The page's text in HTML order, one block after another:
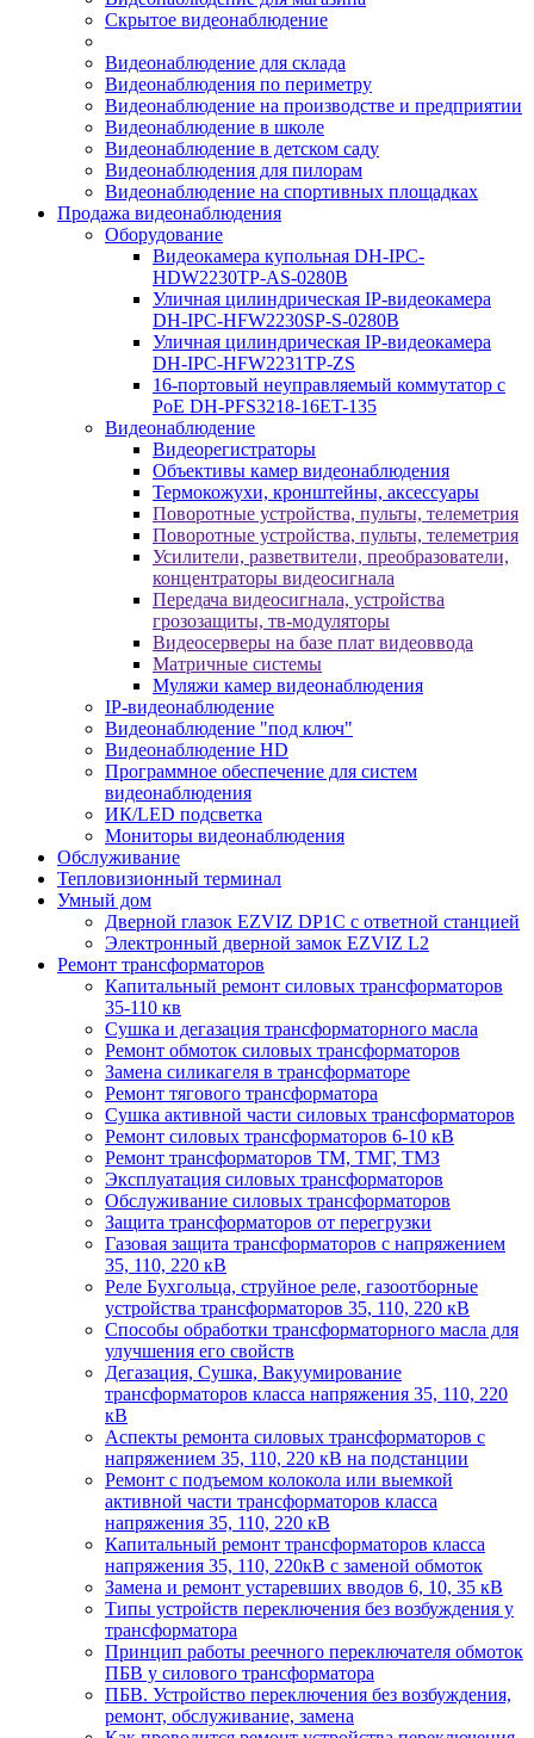
Скрытое видеонаблюдение
Видеонаблюдение для склада
Видеонаблюдения по периметру
Видеонаблюдение на производстве и предприятии
Видеонаблюдение в школе
Видеонаблюдение в детском саду
Видеонаблюдения для пилорам
Видеонаблюдение на спортивных площадках
Продажа видеонаблюдения
Оборудование
Видеокамера купольная DH-IPC-
HDW2230TP-AS-0280B
Уличная цилиндрическая IP-видеокамера
DH-IPC-HFW2230SP-S-0280B
Уличная цилиндрическая IP-видеокамера
DH-IPC-HFW2231TP-ZS
16-портовый неуправляемый коммутатор с
РоЕ DH-PFS3218-16ET-135
Видеонаблюдение
Видеорегистраторы
Объективы камер видеонаблюдения
Термокожухи, кронштейны, аксессуары
Поворотные устройства, пульты, телеметрия
Поворотные устройства, пульты, телеметрия
Усилители, разветвители, преобразователи,
концентраторы видеосигнала
Передача видеосигнала, устройства
грозозащиты, тв-модуляторы
Видеосерверы на базе плат видеоввода
Матричные системы
Муляжи камер видеонаблюдения
IP-видеонаблюдение
Видеонаблюдение "под ключ"
Видеонаблюдение HD
Программное обеспечение для систем
видеонаблюдения
ИК/LED подсветка
Мониторы видеонаблюдения
Обслуживание
Тепловизионный терминал
Умный дом
Дверной глазок EZVIZ DP1C с ответной станцией
Электронный дверной замок EZVIZ L2
Ремонт трансформаторов
Капитальный ремонт силовых трансформаторов
35-110 кв
Сушка и дегазация трансформаторного масла
Ремонт обмоток силовых трансформаторов
Замена силикагеля в трансформаторе
Ремонт тягового трансформатора
Сушка активной части силовых трансформаторов
Ремонт силовых трансформаторов 6-10 кВ
Ремонт трансформаторов ТМ, ТМГ, ТМЗ
Эксплуатация силовых трансформаторов
Обслуживание силовых трансформаторов
Защита трансформаторов от перегрузки
Газовая защита трансформаторов с напряжением
35, 110, 220 кВ
Реле Бухгольца, струйное реле, газоотборные
устройства трансформаторов 35, 110, 220 кВ
Способы обработки трансформаторного масла для
улучшения его свойств
Дегазация, Сушка, Вакуумирование
трансформаторов класса напряжения 35, 110, 220
кВ
Аспекты ремонта силовых трансформаторов с
напряжением 35, 110, 220 кВ на подстанции
Ремонт с подъемом колокола или выемкой
активной части трансформаторов класса
напряжения 35, 110, 220 кВ
Капитальный ремонт трансформаторов класса
напряжения 35, 110, 220кВ с заменой обмоток
Замена и ремонт устаревших вводов 6, 10, 35 кВ
Типы устройств переключения без возбуждения у
трансформатора
Принцип работы реечного переключателя обмоток
ПБВ у силового трансформатора
ПБВ. Устройство переключения без возбуждения,
ремонт, обслуживание, замена